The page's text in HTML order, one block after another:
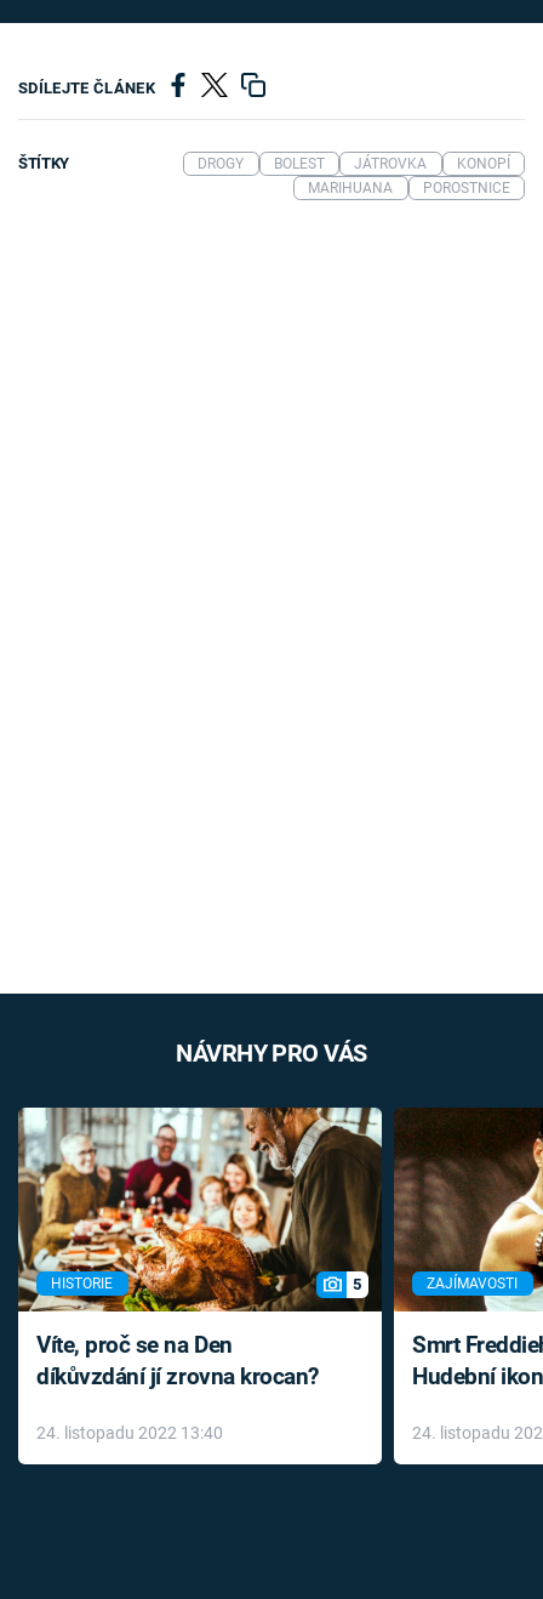
SDÍLEJTE ČLÁNEK
ŠTÍTKY DROGY BOLEST JÁTROVKA
KONOPÍ
MARIHUANA
POROSTNICE
NÁVRHY PRO VÁS
HISTORIE 5
Víte, proč se na Den
díkůvzdání jí zrovna krocan?
24. listopadu 2022 13:40
ZAJÍMAVOSTI
Smrt
Hudební
léky
24. listopadu